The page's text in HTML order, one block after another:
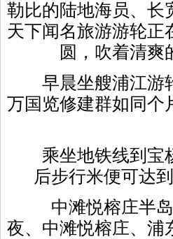
勒比的陆地海员、长
天下闻名旅游游轮正
圆，吹着清
早晨坐艘浦江游轮
万国览修建群如同个
乘坐地铁线到宝杨
后步行米便可达
中滩悦榕庄半岛
夜、中滩悦榕庄、